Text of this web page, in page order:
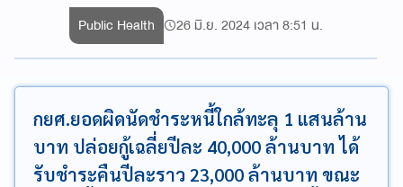
Public Health 26 มิ.ย. 2024 เวลา 8:51 น.
กยศ.ยอดผิดนัดชำระหนี้ใกล้ทะลุ 1 แสนล้าน
บาท ปล่อยกู้เฉลี่ยปีละ 40,000 ล้านบาท ได้
รับชำระคืนปีละราว 23,000 ล้านบาท ขณะ